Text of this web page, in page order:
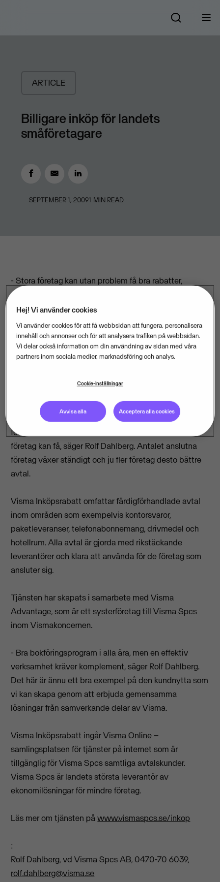
ARTICLE
Billigare inköp för landets
småföretagare
SEPTEMBER 1, 20091 MIN READ
- Stora företag kan utan problem få bra rabatter,
eftersom de har tid att arbeta med offerter från flera
leverantörer och ofta lägger stora beställningar. För
små företag är det inte lika enkelt. Det ändrar vi på
med den här tjänsten, säger Rolf Dahlberg, vd i Visma
Spcs.
- Genom att Visma samförhandlar inköp för över 6 000
företag kan vi uppnå rabatter som normalt bara stora
företag kan få, säger Rolf Dahlberg. Antalet anslutna
företag växer ständigt och ju fler företag desto bättre
avtal.
Visma Inköpsrabatt omfattar färdigförhandlade avtal
inom områden som exempelvis kontorsvaror,
paketleveranser, telefonabonnemang, drivmedel och
hotellrum. Alla avtal är gjorda med rikstäckande
leverantörer och klara att använda för de företag som
ansluter sig.
Tjänsten har skapats i samarbete med Visma
Advantage, som är ett systerföretag till Visma Spcs
inom Vismakoncernen.
- Bra bokföringsprogram i alla ära, men en effektiv
verksamhet kräver komplement, säger Rolf Dahlberg.
Det här är ännu ett bra exempel på den kundnytta som
vi kan skapa genom att erbjuda gemensamma
lösningar från samverkande delar av Visma.
Visma Inköpsrabatt ingår Visma Online –
samlingsplatsen för tjänster på internet som är
tillgänglig för Visma Spcs samtliga avtalskunder.
Visma Spcs är landets största leverantör av
ekonomilösningar för mindre företag.
Läs mer om tjänsten påwww.vismaspcs.se/inkop
:
Rolf Dahlberg, vd Visma Spcs AB, 0470-70 6039,
rolf.dahlberg@visma.se
Hej! Vi använder cookies
Vi använder cookies för att få webbsidan att fungera, personalisera
innehåll och annonser och för att analysera trafiken på webbsidan.
Vi delar också information om din användning av sidan med våra
partners inom sociala medier, marknadsföring och analys.
Cookie-inställningar
Avvisa alla Acceptera alla cookies